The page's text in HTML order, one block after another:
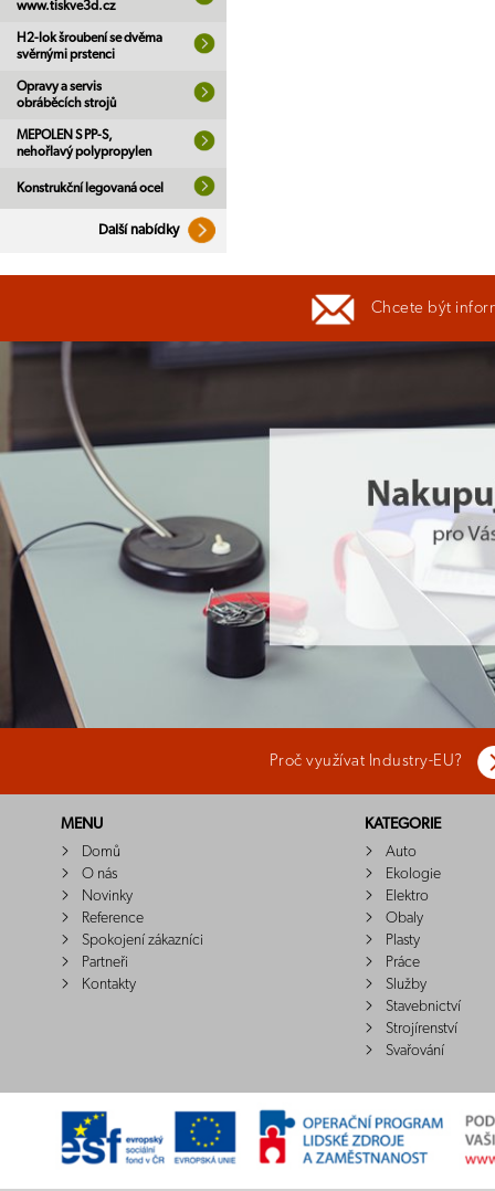
www.tiskve3d.cz
H2-lok šroubení se dvěma
svěrnými prstenci
Opravy a servis
obráběcích strojů
MEPOLEN S PP-S,
nehořlavý polypropylen
Konstrukční legovaná ocel
Další nabídky
Chcete být
Proč využívat Industry-EU?
MENU
Domů
O nás
Novinky
Reference
Spokojení zákazníci
Partneři
Kontakty
KATEGORIE
Auto
Ekologie
Elektro
Obaly
Plasty
Práce
Služby
Stavebnictví
Strojírenství
Svařování